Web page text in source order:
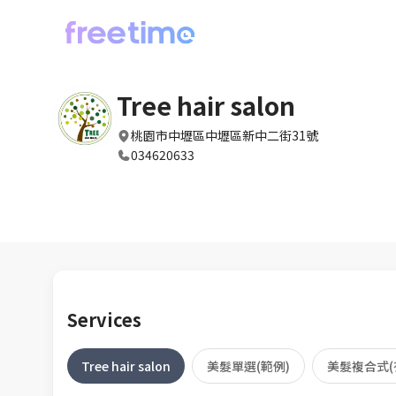
Tree hair salon
桃園市中壢區中壢區新中二街31號
034620633
Services
Tree hair salon 美髮單選(範例) 美髮複合式